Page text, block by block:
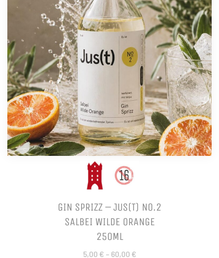
GIN SPRIZZ – JUS(T) NO.2
SALBEI WILDE ORANGE
250ML
5,00 € – 60,00 €